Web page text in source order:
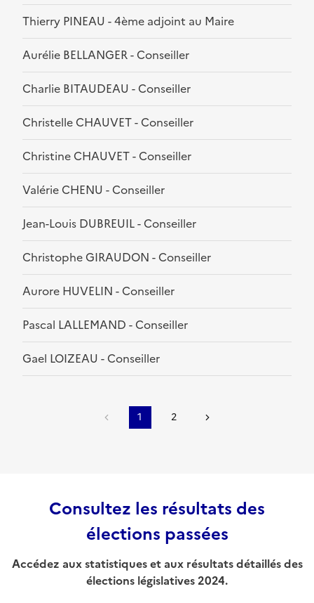
Thierry PINEAU - 4ème adjoint au Maire
Aurélie BELLANGER - Conseiller
Charlie BITAUDEAU - Conseiller
Christelle CHAUVET - Conseiller
Christine CHAUVET - Conseiller
Valérie CHENU - Conseiller
Jean-Louis DUBREUIL - Conseiller
Christophe GIRAUDON - Conseiller
Aurore HUVELIN - Conseiller
Pascal LALLEMAND - Conseiller
Gael LOIZEAU - Conseiller
1 2
Consultez les résultats des
élections passées
Accédez aux statistiques et aux résultats détaillés des
élections législatives 2024.